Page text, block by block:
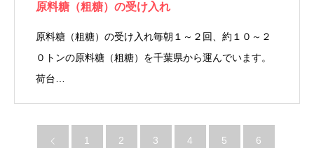
原料糖（粗糖）の受け入れ
原料糖（粗糖）の受け入れ毎朝１～２回、約１０～２
０トンの原料糖（粗糖）を千葉県から運んでいます。
荷台…
1 2 3 4 5 6